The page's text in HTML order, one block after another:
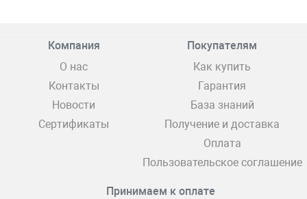
Компания
О нас
Контакты
Новости
Сертификаты
Покупателям
Как купить
Гарантия
База знаний
Получение и доставка
Оплата
Пользовательское соглашение
Принимаем к оплате